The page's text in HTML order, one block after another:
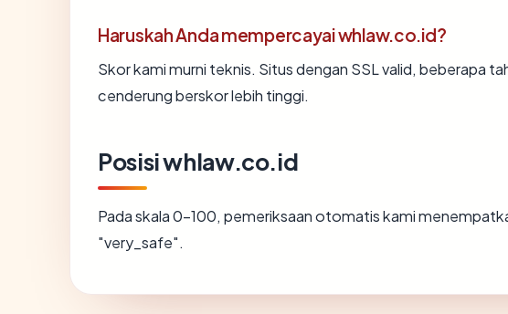
Haruskah Anda mempercayai whlaw.co.id?
Skor kami murni teknis. Situs dengan SSL valid, beberapa
cenderung berskor lebih tinggi.
Posisi whlaw.co.id
Pada skala 0-100, pemeriksaan otomatis kami
"very_safe".